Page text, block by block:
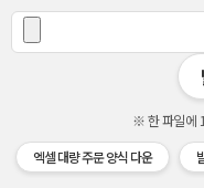
※ 한 파일에
엑셀 대량 주문 양식 다운